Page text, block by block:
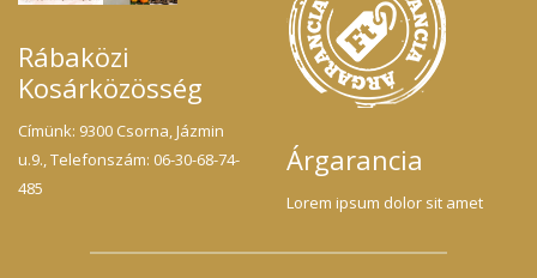
Rábaközi
Kosárközösség
Címünk: 9300 Csorna, Jázmin
u.9., Telefonszám: 06-30-68-74-
485
Árgarancia
Lorem ipsum dolor sit amet